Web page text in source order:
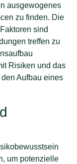
ausgewogenes
zu finden. Die
sind
treffen zu
Risiken und das
Aufbau eines
um potenzielle